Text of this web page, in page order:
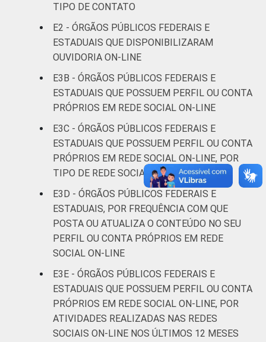
TIPO DE CONTATO
E2 - ÓRGÃOS PÚBLICOS FEDERAIS E
ESTADUAIS QUE DISPONIBILIZARAM
OUVIDORIA ON-LINE
E3B - ÓRGÃOS PÚBLICOS FEDERAIS E
ESTADUAIS QUE POSSUEM PERFIL OU CONTA
PRÓPRIOS EM REDE SOCIAL ON-LINE
E3C - ÓRGÃOS PÚBLICOS FEDERAIS E
ESTADUAIS QUE POSSUEM PERFIL OU CONTA
PRÓPRIOS EM REDE SOCIAL ON-LINE, POR
TIPO DE REDE SOCIAL
E3D - ÓRGÃOS PÚBLICOS FEDERAIS E
ESTADUAIS, POR FREQUÊNCIA COM QUE
POSTA OU ATUALIZA O CONTEÚDO NO SEU
PERFIL OU CONTA PRÓPRIOS EM REDE
SOCIAL ON-LINE
E3E - ÓRGÃOS PÚBLICOS FEDERAIS E
ESTADUAIS QUE POSSUEM PERFIL OU CONTA
PRÓPRIOS EM REDE SOCIAL ON-LINE, POR
ATIVIDADES REALIZADAS NAS REDES
SOCIAIS ON-LINE NOS ÚLTIMOS 12 MESES